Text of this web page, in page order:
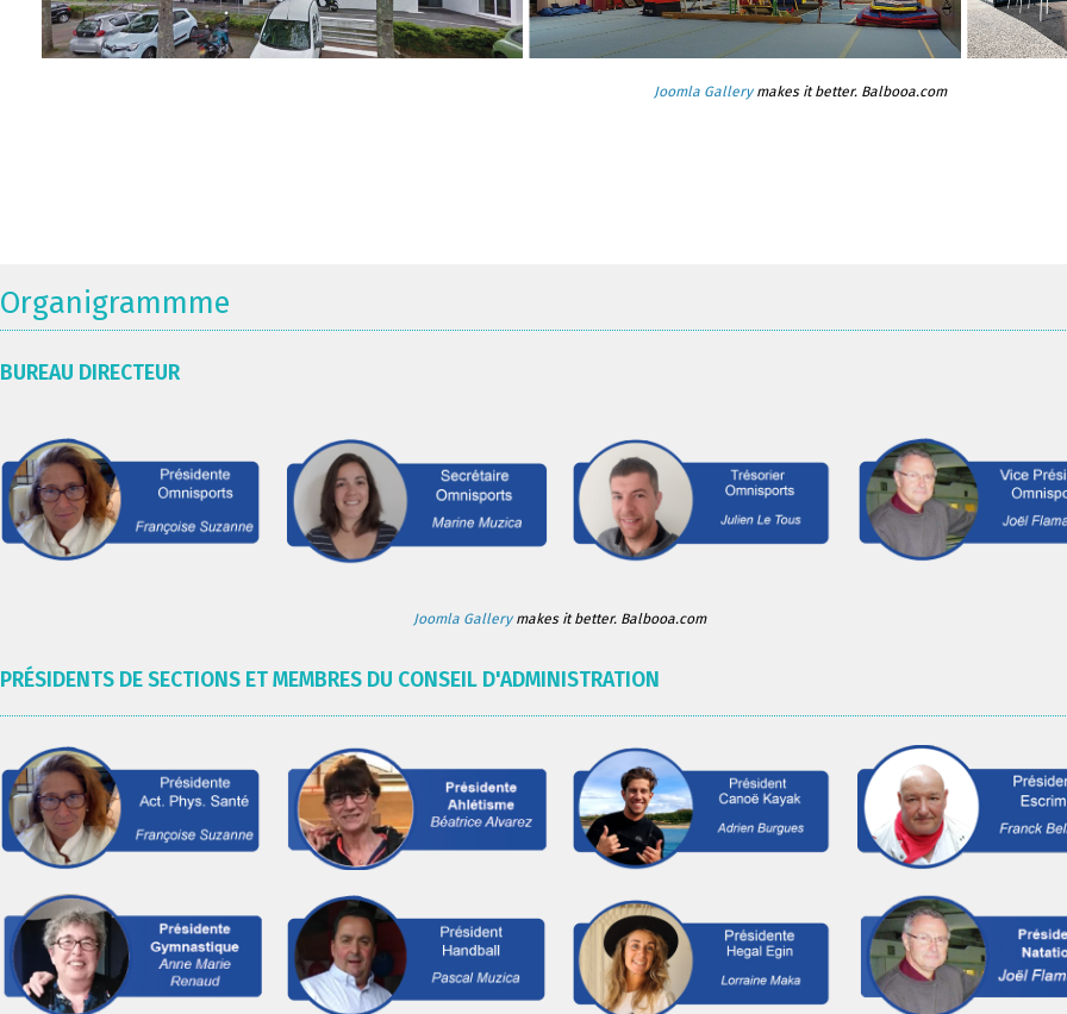
Joomla Gallerymakes it better. Balbooa.com
Organigrammme
BUREAU DIRECTEUR
Joomla Gallerymakes it better. Balbooa.com
PRÉSIDENTS DE SECTIONS ET MEMBRES DU CONSEIL D'ADMINISTRATION